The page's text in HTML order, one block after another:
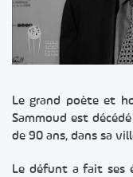
Le grand poète et
Sammoud est
de 90 ans, dans sa
Le défunt a fait ses